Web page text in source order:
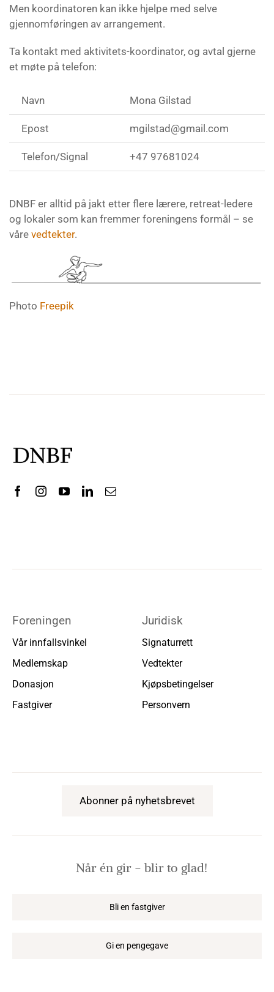
Men koordinatoren kan ikke hjelpe med selve
gjennomføringen av arrangement.
Ta kontakt med aktivitets-koordinator, og avtal gjerne
et møte på telefon:
Navn Mona Gilstad
Epost mgilstad@gmail.com
Telefon/Signal +47 97681024
DNBF er alltid på jakt etter flere lærere, retreat-ledere
og lokaler som kan fremmer foreningens formål – se
våre vedtekter.
Photo Freepik
Foreningen
Vår innfallsvinkel
Medlemskap
Donasjon
Fastgiver
Juridisk
Signaturrett
Vedtekter
Kjøpsbetingelser
Personvern
Abonner på nyhetsbrevet
Når én gir − blir to glad!
Bli en fastgiver
Gi en pengegave